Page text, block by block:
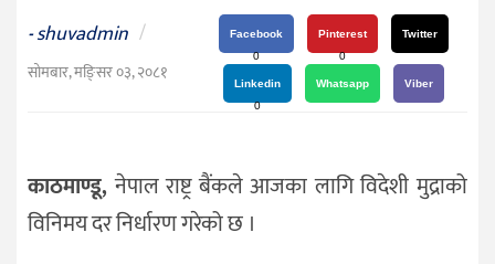
जीवनशैली
दर्शन
देश
-shuvadmin /
सोमबार, मङि्सर ०३, २०८१
Facebook
0
Pinterest
0
Twitter
Linkedin
0
Whatsapp Viber
काठमाण्डू, नेपाल राष्ट्र बैंकले आजका लागि विदेशी मुद्राको
विनिमय दर निर्धारण गरेको छ ।